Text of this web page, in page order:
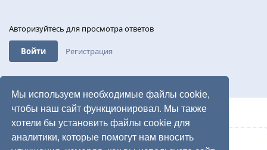
Мы используем необходимые файлы cookie,
чтобы наш сайт функционировал. Мы также
хотели бы установить файлы cookie для
аналитики, которые помогут нам вносить
Авторизуйтесь для просмотра ответов
Войти Регистрация